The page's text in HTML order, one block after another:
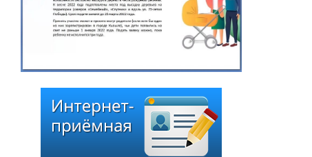
Хурала представителей
города Кызыла шестого
25.06.2026